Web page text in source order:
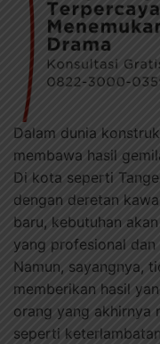
Dalam dunia
membawa hasil
Di kota seperti
dengan deretan
baru, kebutuhan
yang profesional
Namun, sayangnya,
memberikan hasil
orang yang akhirnya
seperti